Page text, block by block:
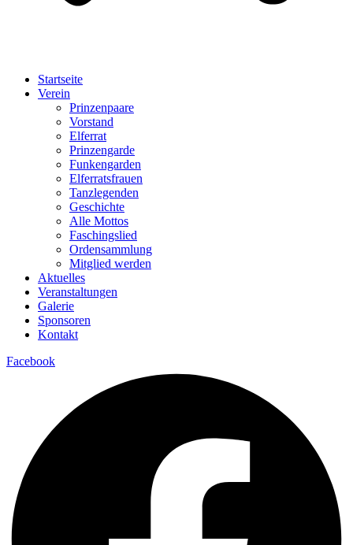
Startseite
Verein
Prinzenpaare
Vorstand
Elferrat
Prinzengarde
Funkengarden
Elferratsfrauen
Tanzlegenden
Geschichte
Alle Mottos
Faschingslied
Ordensammlung
Mitglied werden
Aktuelles
Veranstaltungen
Galerie
Sponsoren
Kontakt
Facebook